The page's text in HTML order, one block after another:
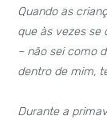
Quando as
que às vezes se
– não sei como
dentro de mim,
Durante a